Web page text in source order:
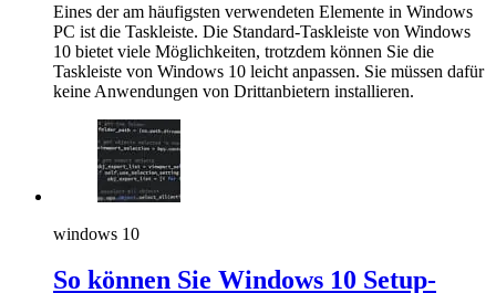
Eines der am häufigsten verwendeten Elemente in Windows
PC ist die Taskleiste. Die Standard-Taskleiste von Windows
10 bietet viele Möglichkeiten, trotzdem können Sie die
Taskleiste von Windows 10 leicht anpassen. Sie müssen dafür
keine Anwendungen von Drittanbietern installieren.
windows 10
So können Sie Windows 10 Setup-